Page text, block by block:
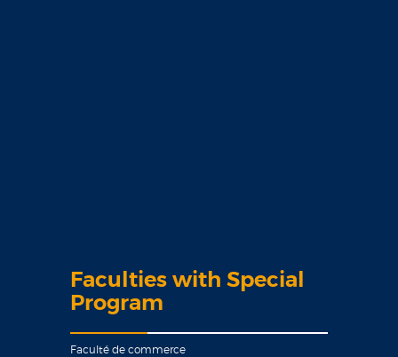
Faculties with Special
Program
Faculté de commerce